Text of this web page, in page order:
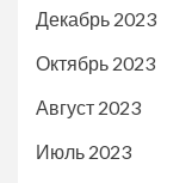
Декабрь 2023
Октябрь 2023
Август 2023
Июль 2023